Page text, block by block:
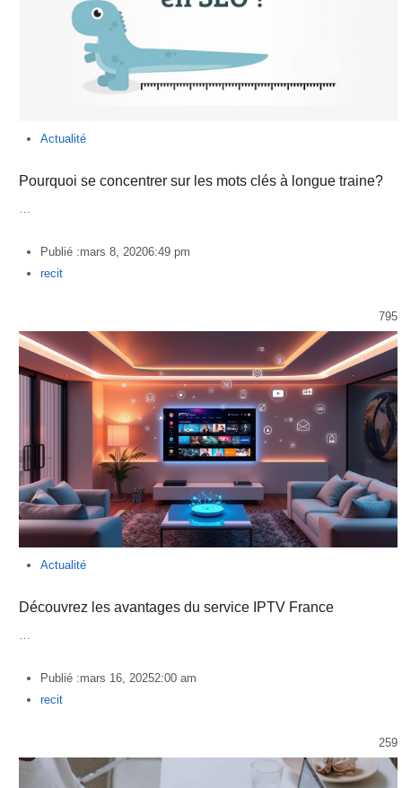
Actualité
Pourquoi se concentrer sur les mots clés à longue traine?
Publié :mars 8, 20206:49 pm
Author
recit
795
Actualité
Découvrez les avantages du service IPTV France
Publié :mars 16, 20252:00 am
Author
recit
259